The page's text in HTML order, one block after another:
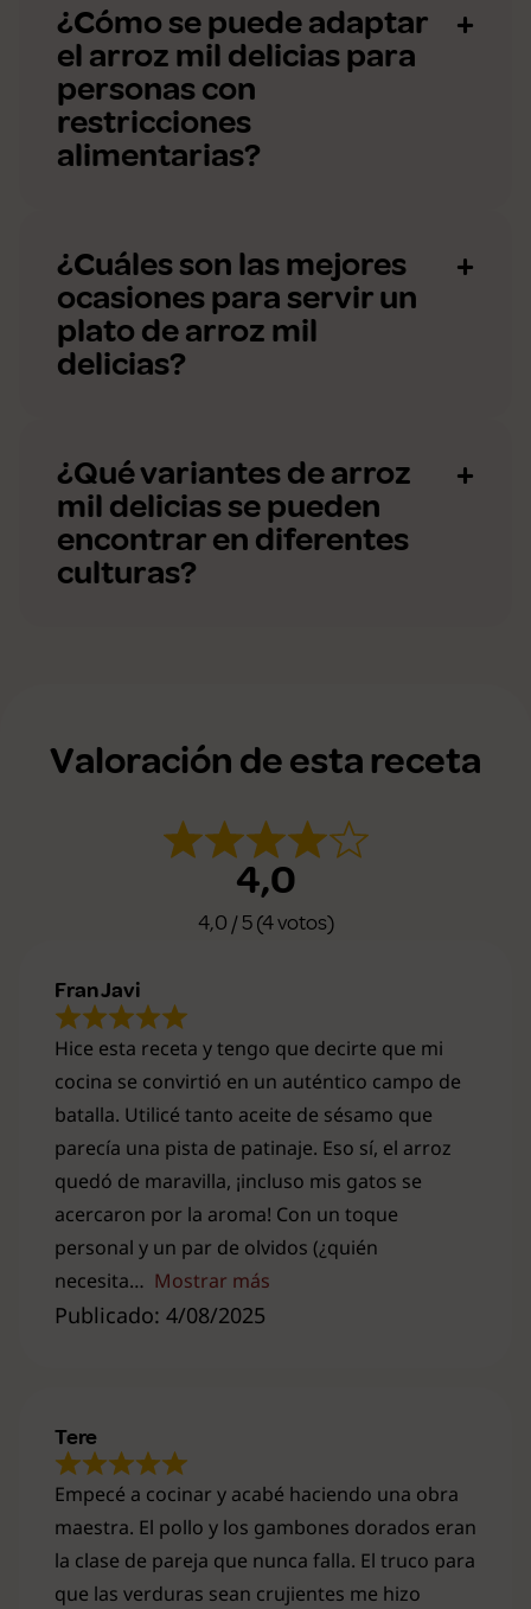
¿Cómo se puede adaptar
el arroz mil delicias para
personas con
restricciones
alimentarias?
¿Cuáles son las mejores
ocasiones para servir un
plato de arroz mil
delicias?
¿Qué variantes de arroz
mil delicias se pueden
encontrar en diferentes
culturas?
Valoración de esta receta
4,0
4,0 / 5 (4 votos)
Publicado: 4/08/2025
Hice esta receta y tengo que decirte que mi
cocina se convirtió en un auténtico campo de
batalla. Utilicé tanto aceite de sésamo que
parecía una pista de patinaje. Eso sí, el arroz
quedó de maravilla, ¡incluso mis gatos se
acercaron por la aroma! Con un toque
personal y un par de olvidos (¿quién
necesita
Mostrar más
Fran Javi
Empecé a cocinar y acabé haciendo una obra
maestra. El pollo y los gambones dorados eran
la clase de pareja que nunca falla. El truco para
que las verduras sean crujientes me hizo
Tere